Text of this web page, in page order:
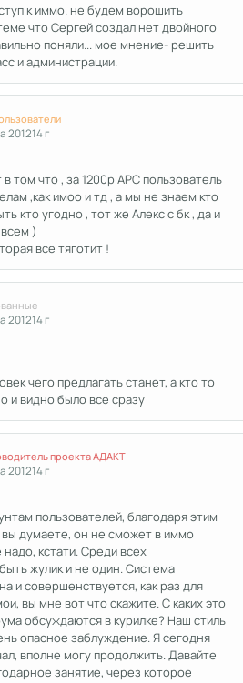
к иммо. не будем ворошить
что Сергей создал нет двойного
поняли... мое мнение- решить
и администрации.
201214 г
том что , за 1200р APC пользователь
,как имоо и тд , а мы не знаем кто
кто угодно , тот же Алекс с бк , да и
)
все тяготит !
201214 г
чего предлагать станет, а кто то
и видно было все сразу
проекта АДАКТ
201214 г
пользователей, благодаря этим
думаете, он не сможет в иммо
кстати. Среди всех
жулик и не один. Система
и совершенствуется, как раз для
вы мне вот что скажите. С каких это
обсуждаются в курилке? Наш стиль
опасное заблуждение. Я сегодня
вполне могу продолжить. Давайте
занятие, через которое